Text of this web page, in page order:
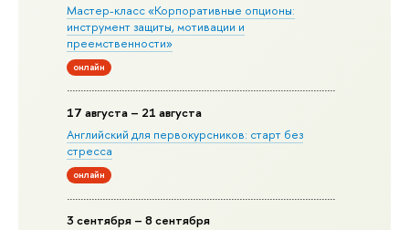
Мастер-класс «Корпоративные опционы:
инструмент защиты, мотивации и
преемственности»
онлайн
17 августа – 21 августа
Английский для первокурсников: старт без
стресса
онлайн
3 сентября – 8 сентября